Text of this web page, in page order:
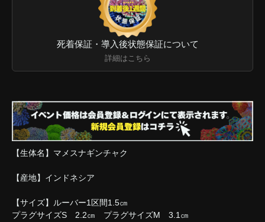
死着保証・導入後状態保証について
詳細はこちら
【生体名】マメスナギンチャク
【産地】インドネシア
【サイズ】ルーバー1区間1.5㎝
プラグサイズS 2.2㎝ プラグサイズM 3.1㎝